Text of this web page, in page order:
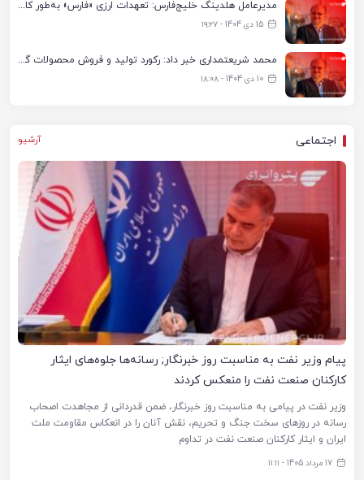
مدیرعامل هلدینگ خلیج‌فارس: تعهدات ارزی «فارس» به‌طور کامل ایفا شده است
15 دی 1404 - ۱۹:۲۷
محمد شریعتمداری خبر داد: رکورد تولید و فروش محصولات گروه صنایع پتروشیمی خلیج‌فارس شکسته شد/ ۱۰ شرکت تولیدی تابعه هلدینگ بیش از سال گذشته تولید کردند
10 دی 1404 - ۱۸:۰۸
اجتماعی آرشیو
پیام وزیر نفت به مناسبت روز خبرنگار; رسانه‌ها جلوه‌های ایثار
کارکنان صنعت نفت را منعکس کردند
وزیر نفت در پیامی به مناسبت روز خبرنگار، ضمن قدردانی از مجاهدت اصحاب
رسانه در روزهای سخت جنگ و تحریم، نقش آنان را در انعکاس مقاومت ملت
ایران و ایثار کارکنان صنعت نفت در تداوم
17 مرداد 1405 - ۱۱:۱۱